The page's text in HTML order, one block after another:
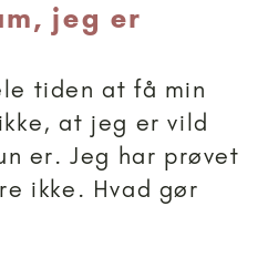
jeg er
tiden at få min
at jeg er vild
er. Jeg har prøvet
ikke. Hvad gør